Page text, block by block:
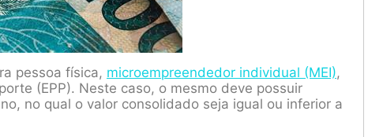
pessoa física, microempreendedor individual (MEI),
(EPP). Neste caso, o mesmo deve possuir
no qual o valor consolidado seja igual ou inferior a